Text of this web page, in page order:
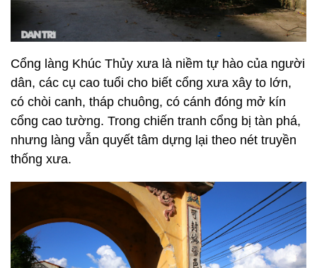
Cổng làng Khúc Thủy xưa là niềm tự hào của người
dân, các cụ cao tuổi cho biết cổng xưa xây to lớn,
có chòi canh, tháp chuông, có cánh đóng mở kín
cổng cao tường. Trong chiến tranh cổng bị tàn phá,
nhưng làng vẫn quyết tâm dựng lại theo nét truyền
thống xưa.